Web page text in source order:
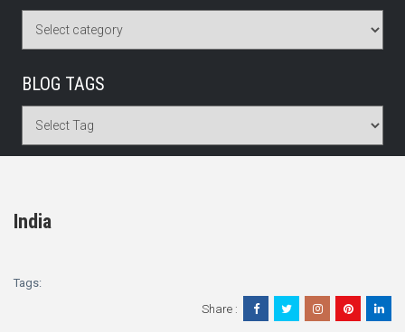
BLOG TAGS
India
Tags:
Share :